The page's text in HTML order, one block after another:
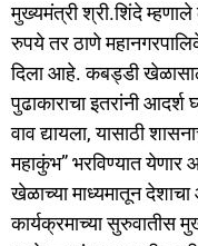
मुख्यमंत्री श्री.शिंदे
रुपये तर ठाणे
दिला आहे. कबड्डी
पुढाकाराचा इतरांनी आदर्श
वाव द्यायला, यासाठी
महाकुंभ” भरविण्यात
खेळाच्या माध्यमातून देशाचा
कार्यक्रमाच्या सुरुवातीस